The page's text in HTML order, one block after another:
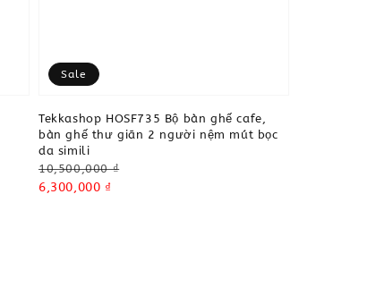
Sale
Tekkashop HOSF735 Bộ bàn ghế cafe,
bàn ghế thư giãn 2 người nệm mút bọc
da simili
Regular
price
10,500,000 ₫
Sale
6,300,000 ₫